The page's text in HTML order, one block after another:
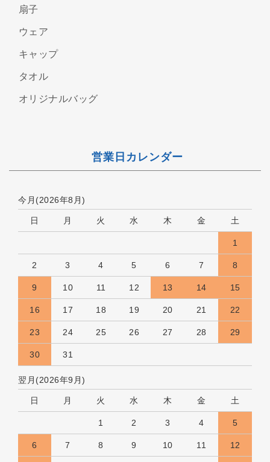
扇子
ウェア
キャップ
タオル
オリジナルバッグ
営業日カレンダー
今月(2026年8月)
日 月 火 水 木 金 土
1
2 3 4 5 6 7 8
9 10 11 12 13 14 15
16 17 18 19 20 21 22
23 24 25 26 27 28 29
30 31
翌月(2026年9月)
日 月 火 水 木 金 土
1 2 3 4 5
6 7 8 9 10 11 12